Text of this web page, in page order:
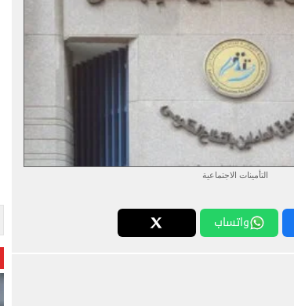
التأمينات الاجتماعية
واتساب